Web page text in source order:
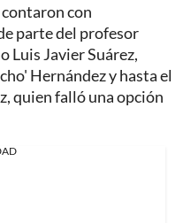
con
parte del profesor
Luis Javier Suárez,
Hernández y hasta el
quien falló una opción